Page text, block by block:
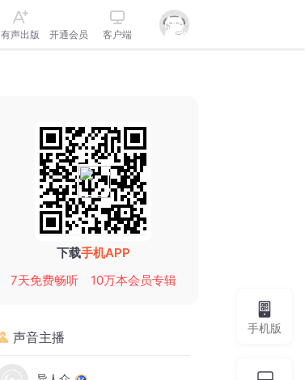
有声出版 开通会员 客户端
下载手机APP
7天免费畅听
10万本会员专辑
声音主播
手机版